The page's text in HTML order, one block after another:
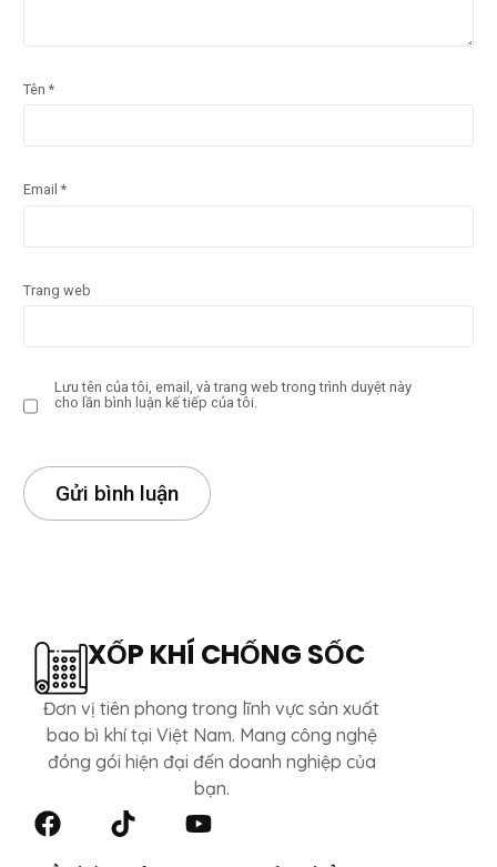
Tên*
Email*
Trang web
Lưu tên của tôi, email, và trang web trong trình duyệt này
cho lần bình luận kế tiếp của tôi.
XỐP KHÍ CHỐNG SỐC
Đơn vị tiên phong trong lĩnh vực sản xuất
bao bì khí tại Việt Nam. Mang công nghệ
đóng gói hiện đại đến doanh nghiệp của
bạn.